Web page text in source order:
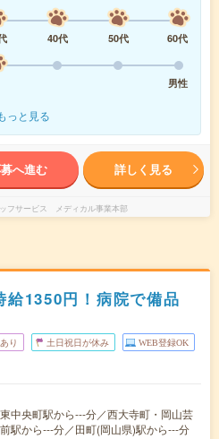
40代 50代
60代
男性
っと見る
へ進む 詳しく見る
フサービス メディカル事業本部
給1350円！病院で備品
り 土日祝日が休み WEB登録OK
中央町駅から---分／西大寺町・岡山芸
駅から---分／田町(岡山県)駅から---分